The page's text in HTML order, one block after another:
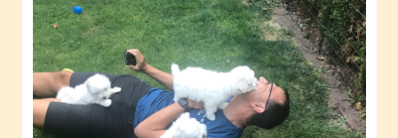
Rasse
Pflege